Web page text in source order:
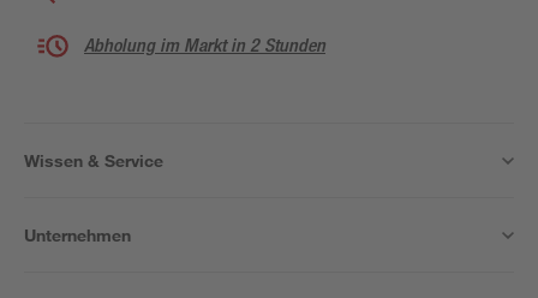
Abholung im Markt in 2 Stunden
Wissen & Service
Unternehmen